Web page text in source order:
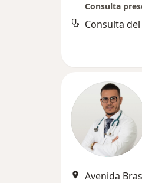
Consulta
Consulta
Avenida